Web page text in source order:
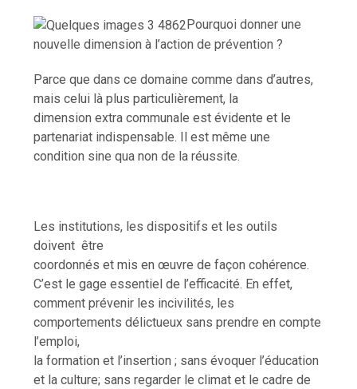
Pourquoi donner une
nouvelle dimension à l’action de prévention ?
Parce que dans ce domaine comme dans d’autres,
mais celui là plus particulièrement, la
dimension extra communale est évidente et le
partenariat indispensable. Il est même une
condition sine qua non de la réussite.
Les institutions, les dispositifs et les outils
doivent être
coordonnés et mis en œuvre de façon cohérence.
C’est le gage essentiel de l’efficacité. En effet,
comment prévenir les incivilités, les
comportements délictueux sans prendre en compte
l’emploi,
la formation et l’insertion ; sans évoquer l’éducation
et la culture; sans regarder le climat et le cadre de